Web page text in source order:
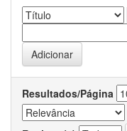
Resultados/Página